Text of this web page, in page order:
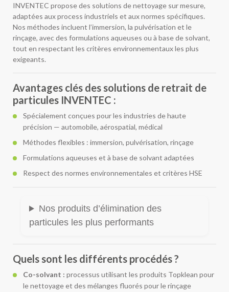
INVENTEC propose des solutions de nettoyage sur mesure,
adaptées aux process industriels et aux normes spécifiques.
Nos méthodes incluent l’immersion, la pulvérisation et le
rinçage, avec des formulations aqueuses ou à base de solvant,
tout en respectant les critères environnementaux les plus
exigeants.
Avantages clés des solutions de retrait de
particules INVENTEC :
Spécialement conçues pour les industries de haute
précision — automobile, aérospatial, médical
Méthodes flexibles : immersion, pulvérisation, rinçage
Formulations aqueuses et à base de solvant adaptées
Respect des normes environnementales et critères HSE
Nos produits d’élimination des
particules les plus performants
Quels sont les différents procédés ?
Co-solvant : processus utilisant les produits Topklean pour
le nettoyage et des mélanges fluorés pour le rinçage